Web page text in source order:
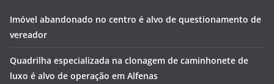
Imóvel abandonado no centro é alvo de questionamento de
vereador
Quadrilha especializada na clonagem de caminhonete de
luxo é alvo de operação em Alfenas